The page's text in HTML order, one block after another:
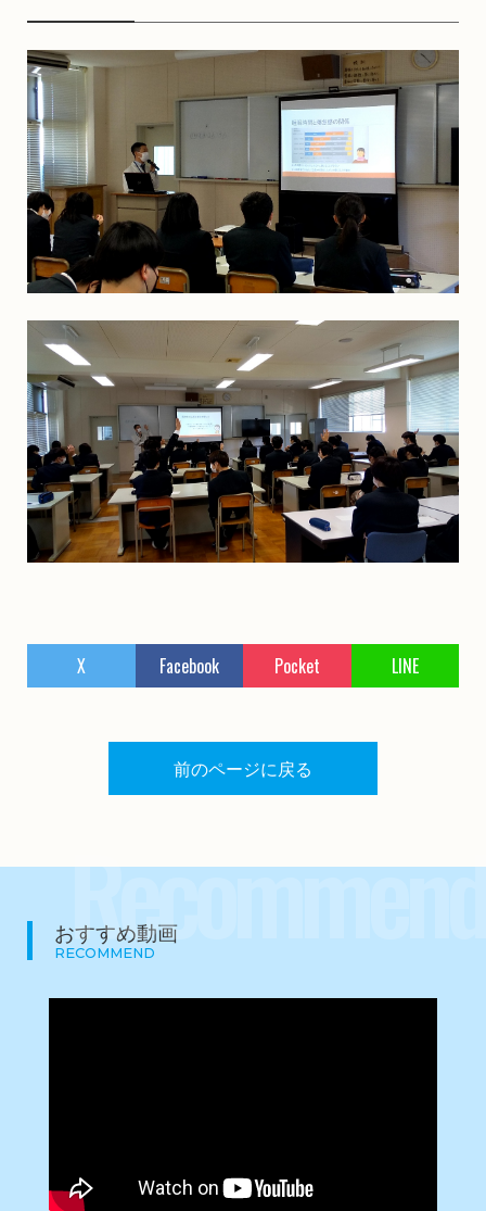
X Facebook Pocket LINE
前のページに戻る
Recommend
おすすめ動画
RECOMMEND